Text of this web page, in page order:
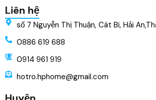
Liên hệ
số 7 Nguyễn Thị Thuận, Cát Bi, Hải
0886 619 688
0914 961 919
hotro.hphome@gmail.com